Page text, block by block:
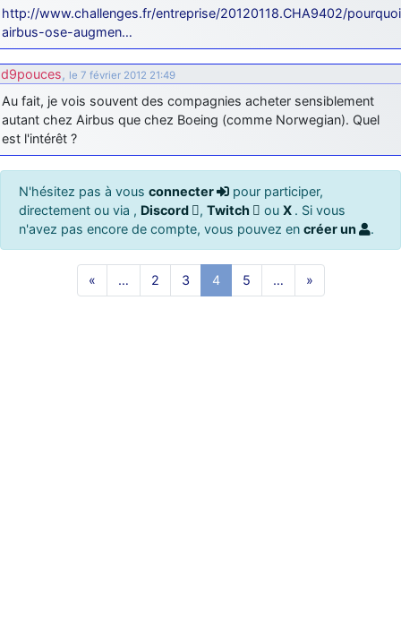
http://www.challenges.fr/entreprise/20120118.CHA9402/
airbus-ose-augmen…
d9pouces, le 7 février 2012 21:49
Au fait, je vois souvent des compagnies acheter sensiblement
autant chez Airbus que chez Boeing (comme Norwegian). Quel
est l'intérêt ?
N'hésitez pas à vous connecter
pour participer,
directement ou via , Discord , Twitch ou X . Si vous
n'avez pas encore de compte, vous pouvez en créer un .
« … 2 3 4 5 … »